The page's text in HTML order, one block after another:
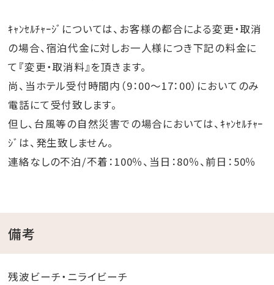
ｷｬﾝｾﾙﾁｬｰｼﾞについては、お客様の都合による変更・取消
の場合、宿泊代金に対しお一人様につき下記の料金に
て『変更・取消料』を頂きます。
尚、当ホテル受付時間内（9：00～17：00）においてのみ
電話にて受付致します。
但し、台風等の自然災害での場合においては、ｷｬﾝｾﾙﾁｬｰ
ｼﾞは、発生致しません。
連絡なしの不泊/不着：100％、当日：80％、前日：50％
備考
残波ビーチ・ニライビーチ